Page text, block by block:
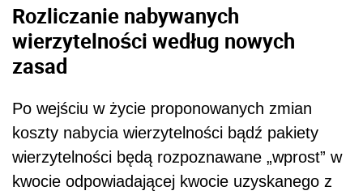
Rozliczanie nabywanych
wierzytelności według nowych
zasad
Po wejściu w życie proponowanych zmian
koszty nabycia wierzytelności bądź pakiety
wierzytelności będą rozpoznawane „wprost” w
kwocie odpowiadającej kwocie uzyskanego z